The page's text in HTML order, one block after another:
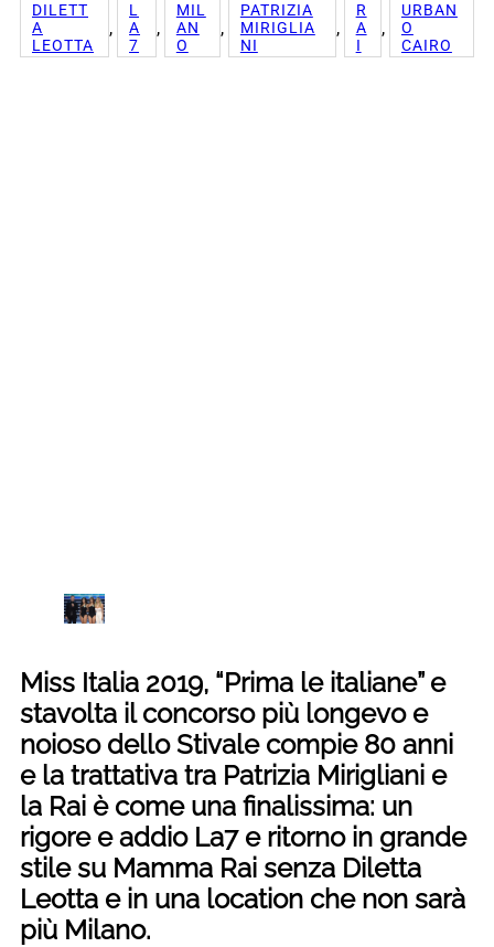
DILETT
A
LEOTTA
,
L
A
7
,
MIL
AN
O
,
PATRIZIA
MIRIGLIA
NI
,
R
A
I
,
URBAN
O
CAIRO
Miss Italia 2019, “Prima le italiane” e
stavolta il concorso più longevo e
noioso dello Stivale compie 80 anni
e la trattativa tra Patrizia Mirigliani e
la Rai è come una finalissima: un
rigore e addio La7 e ritorno in grande
stile su Mamma Rai senza Diletta
Leotta e in una location che non sarà
più Milano.